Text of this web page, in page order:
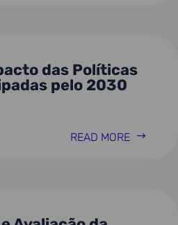
das Políticas
pelo 2030
READ MORE